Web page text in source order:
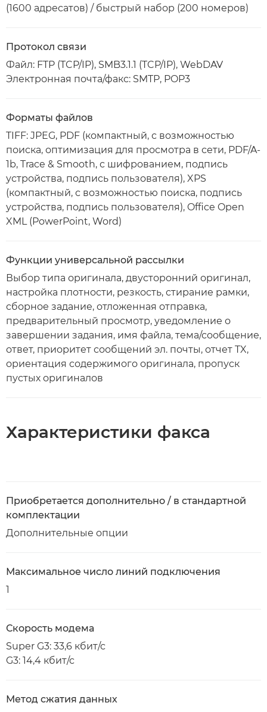
(1600 адресатов) / быстрый набор (200 номеров)
Протокол связи
Файл: FTP (TCP/IP), SMB3.1.1 (TCP/IP), WebDAV
Электронная почта/факс: SMTP, POP3
Форматы файлов
TIFF: JPEG, PDF (компактный, с возможностью
поиска, оптимизация для просмотра в сети, PDF/A-
1b, Trace & Smooth, с шифрованием, подпись
устройства, подпись пользователя), XPS
(компактный, с возможностью поиска, подпись
устройства, подпись пользователя), Office Open
XML (PowerPoint, Word)
Функции универсальной рассылки
Выбор типа оригинала, двусторонний оригинал,
настройка плотности, резкость, стирание рамки,
сборное задание, отложенная отправка,
предварительный просмотр, уведомление о
завершении задания, имя файла, тема/сообщение,
ответ, приоритет сообщений эл. почты, отчет TX,
ориентация содержимого оригинала, пропуск
пустых оригиналов
Характеристики факса
Приобретается дополнительно / в стандартной
комплектации
Дополнительные опции
Максимальное число линий подключения
1
Скорость модема
Super G3: 33,6 кбит/с
G3: 14,4 кбит/с
Метод сжатия данных